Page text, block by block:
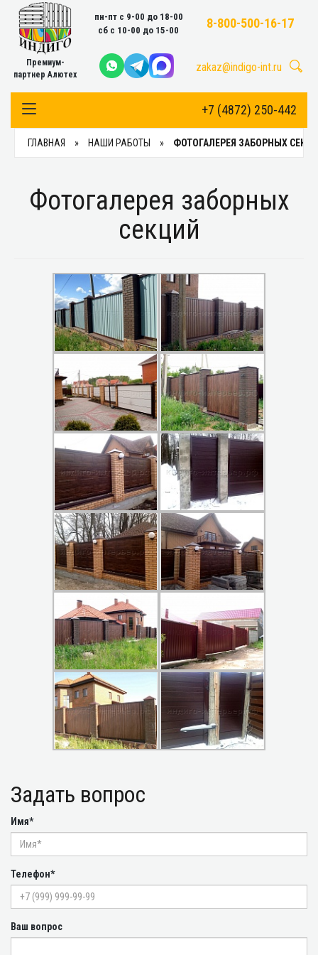
Премиум-
партнер Алютех
пн-пт с 9-00 до 18-00
сб с 10-00 до 15-00
8-800-500-16-17
zakaz@indigo-int.ru
+7 (4872) 250-442
Toggle Navigation
ГЛАВНАЯ НАШИ РАБОТЫ ФОТОГАЛЕРЕЯ ЗАБОРНЫХ
Фотогалерея заборных
секций
Задать вопрос
Имя*
Телефон*
Ваш вопрос